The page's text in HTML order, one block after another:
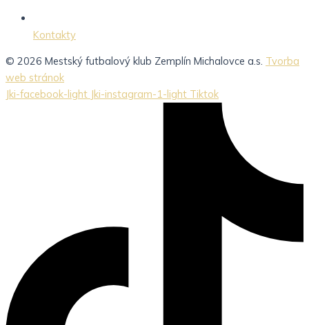
Kontakty
© 2026 Mestský futbalový klub Zemplín Michalovce a.s. Tvorba
web stránok
Jki-facebook-light Jki-instagram-1-light Tiktok